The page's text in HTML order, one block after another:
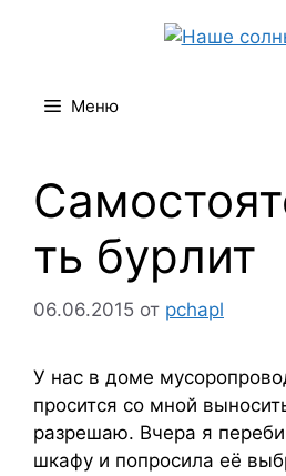
Меню
ть бурлит
06.06.2015 от pchapl
У нас в доме
просится со мной
разрешаю. Вчера я
шкафу и попросила её